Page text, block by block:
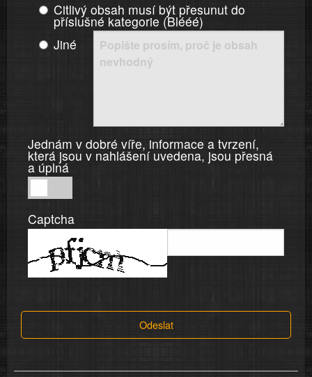
Citlivý obsah musí být přesunut do
příslušné kategorie (Blééé)
Jiné
Jednám v dobré víře, informace a tvrzení,
která jsou v nahlášení uvedena, jsou přesná
a úplná
v
dobré
informace
v
Captcha
Odeslat